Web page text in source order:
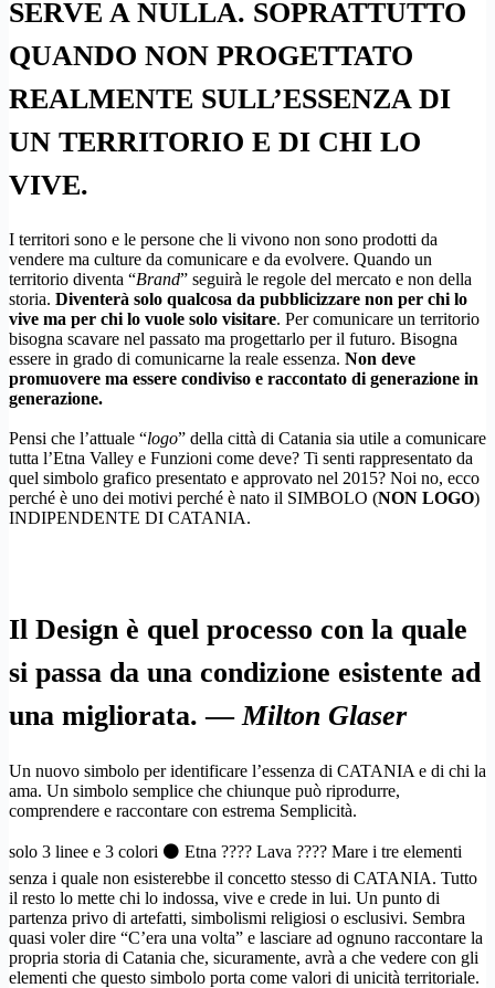
SERVE A NULLA. SOPRATTUTTO
QUANDO NON PROGETTATO
REALMENTE SULL’ESSENZA DI
UN TERRITORIO E DI CHI LO
VIVE. ​
I territori sono e le persone che li vivono non sono prodotti da
vendere ma culture da comunicare e da evolvere. Quando un
territorio diventa “Brand” seguirà le regole del mercato e non della
storia. Diventerà solo qualcosa da pubblicizzare non per chi lo
vive ma per chi lo vuole solo visitare. Per comunicare un territorio
bisogna scavare nel passato ma progettarlo per il futuro. Bisogna
essere in grado di comunicarne la reale essenza. Non deve
promuovere ma essere condiviso e raccontato di generazione in
generazione.
Pensi che l’attuale “logo” della città di Catania sia utile a comunicare
tutta l’Etna Valley e Funzioni come deve? Ti senti rappresentato da
quel simbolo grafico presentato e approvato nel 2015? Noi no, ecco
perché è uno dei motivi perché è nato il SIMBOLO (NON LOGO)
INDIPENDENTE DI CATANIA.
Il Design è quel processo con la quale
si passa da una condizione esistente ad
una migliorata. —Milton Glaser
Un nuovo simbolo per identificare l’essenza di CATANIA e di chi la
ama. Un simbolo semplice che chiunque può riprodurre,
comprendere e raccontare con estrema Semplicità.
solo 3 linee e 3 colori ⚫ Etna ???? Lava ???? Mare i tre elementi
senza i quale non esisterebbe il concetto stesso di CATANIA. Tutto
il resto lo mette chi lo indossa, vive e crede in lui. Un punto di
partenza privo di artefatti, simbolismi religiosi o esclusivi. Sembra
quasi voler dire “C’era una volta” e lasciare ad ognuno raccontare la
propria storia di Catania che, sicuramente, avrà a che vedere con gli
elementi che questo simbolo porta come valori di unicità territoriale.